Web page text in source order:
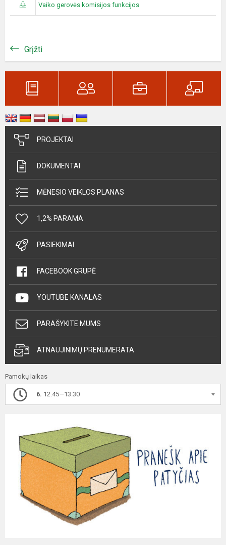
Vaiko gerovės komisijos funkcijos
Grįžti
PROJEKTAI
DOKUMENTAI
MĖNESIO VEIKLOS PLANAS
1,2% PARAMA
PASIEKIMAI
FACEBOOK GRUPĖ
YOUTUBE KANALAS
PARAŠYKITE MUMS
ATNAUJINIMŲ PRENUMERATA
Pamokų laikas
6. 12.45—13.30